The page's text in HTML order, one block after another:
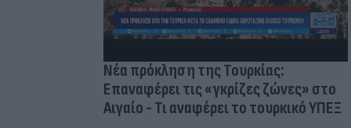
Νέα πρόκληση της Τουρκίας:
Επαναφέρει τις «γκρίζες ζώνες» στο
Αιγαίο - Τι αναφέρει το τουρκικό ΥΠΕΞ